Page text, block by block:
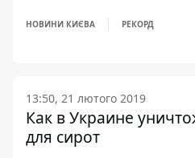
НОВИНИ КИЄВА РЕКОРД
13:50, 21 лютого 2019
Как в Украине
для сирот